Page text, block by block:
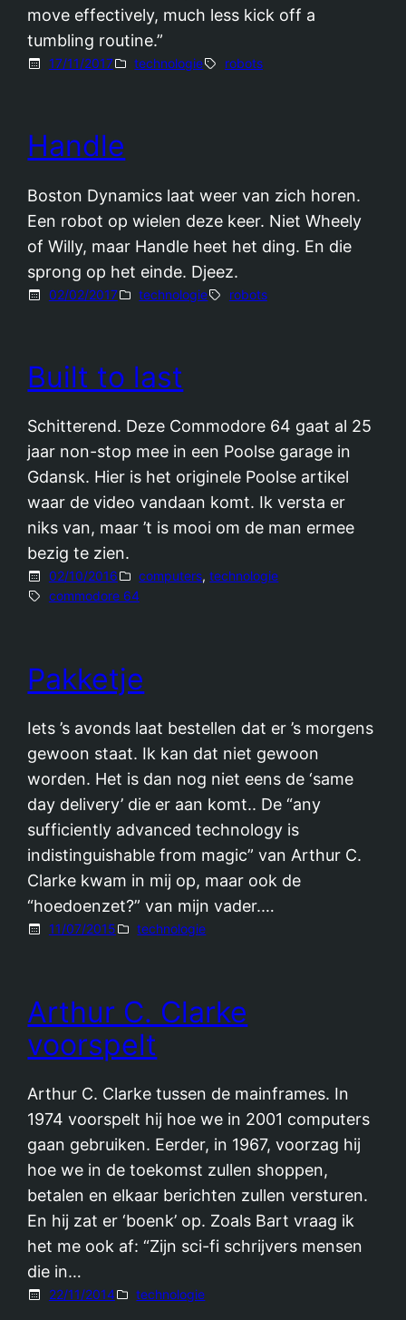
move effectively, much less kick off a
tumbling routine.”
17/11/2017 technologie robots
Handle
Boston Dynamics laat weer van zich horen.
Een robot op wielen deze keer. Niet Wheely
of Willy, maar Handle heet het ding. En die
sprong op het einde. Djeez.
02/02/2017 technologie robots
Built to last
Schitterend. Deze Commodore 64 gaat al 25
jaar non-stop mee in een Poolse garage in
Gdansk. Hier is het originele Poolse artikel
waar de video vandaan komt. Ik versta er
niks van, maar ’t is mooi om de man ermee
bezig te zien.
02/10/2016 computers, technologie
commodore 64
Pakketje
Iets ’s avonds laat bestellen dat er ’s morgens
gewoon staat. Ik kan dat niet gewoon
worden. Het is dan nog niet eens de ‘same
day delivery’ die er aan komt.. De “any
sufficiently advanced technology is
indistinguishable from magic” van Arthur C.
Clarke kwam in mij op, maar ook de
“hoedoenzet?” van mijn vader.…
11/07/2015 technologie
Arthur C. Clarke
voorspelt
Arthur C. Clarke tussen de mainframes. In
1974 voorspelt hij hoe we in 2001 computers
gaan gebruiken. Eerder, in 1967, voorzag hij
hoe we in de toekomst zullen shoppen,
betalen en elkaar berichten zullen versturen.
En hij zat er ‘boenk’ op. Zoals Bart vraag ik
het me ook af: “Zijn sci-fi schrijvers mensen
die in…
22/11/2014 technologie